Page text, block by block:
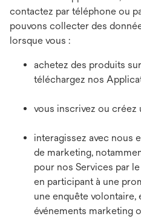
contactez par téléphone ou
pouvons collecter des
lorsque vous :
achetez des produits
téléchargez nos
vous inscrivez ou créez
interagissez avec nous
de marketing,
pour nos Services par
en participant à une
une enquête volontaire,
événements marketing